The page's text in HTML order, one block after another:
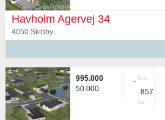
Havholm Agervej 34
4050 Skibby
995.000
50.000
- Nuvær.
857
Samlet